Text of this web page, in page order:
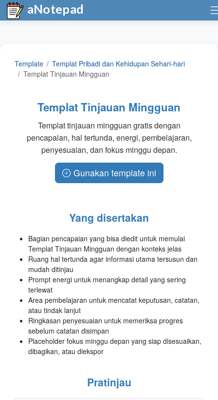
aNotepad
Template
Templat Pribadi dan Kehidupan Sehari-hari
Templat Tinjauan Mingguan
Templat Tinjauan Mingguan
Templat tinjauan mingguan gratis dengan
pencapaian, hal tertunda, energi, pembelajaran,
penyesuaian, dan fokus minggu depan.
Gunakan template ini
Yang disertakan
Bagian pencapaian yang bisa diedit untuk memulai
Templat Tinjauan Mingguan dengan konteks jelas
Ruang hal tertunda agar informasi utama tersusun dan
mudah ditinjau
Prompt energi untuk menangkap detail yang sering
terlewat
Area pembelajaran untuk mencatat keputusan, catatan,
atau tindak lanjut
Ringkasan penyesuaian untuk memeriksa progres
sebelum catatan disimpan
Placeholder fokus minggu depan yang siap disesuaikan,
dibagikan, atau diekspor
Pratinjau